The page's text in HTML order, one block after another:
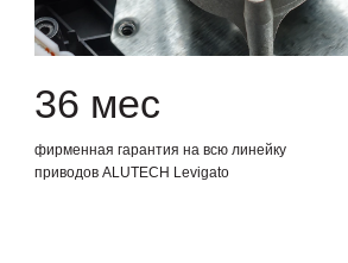
36 мес
фирменная гарантия на всю линейку
приводов ALUTECH Levigato